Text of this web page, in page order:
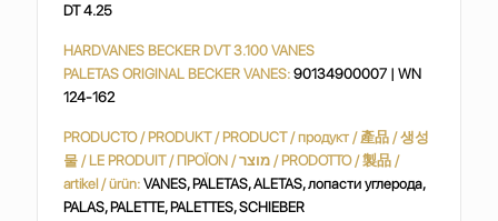
DT 4.25
HARDVANES BECKER DVT 3.100 VANES
PALETAS ORIGINAL BECKER VANES: 90134900007 | WN
124-162
PRODUCTO / PRODUKT / PRODUCT / продукт / 產品 / 생성
물 / LE PRODUIT / ΠΡΟΪΟΝ / מוצר / PRODOTTO / 製品 /
artikel / ürün:VANES, PALETAS, ALETAS, лопасти углерода,
PALAS, PALETTE, PALETTES, SCHIEBER